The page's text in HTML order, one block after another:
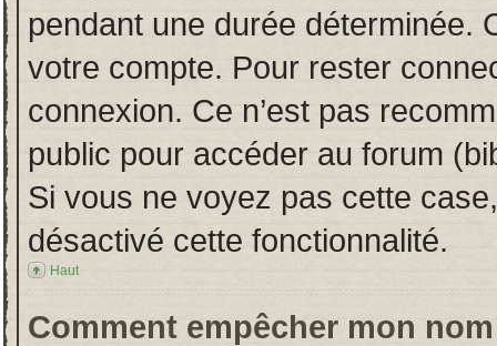
pendant une durée déterminée.
votre compte. Pour rester
connexion. Ce n’est pas
public pour accéder au forum
Si vous ne voyez pas cette
désactivé cette fonctionnalité.
Haut
Comment empêcher mon